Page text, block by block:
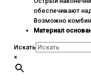
обеспечивают
Возможно
Материал
Искать
×